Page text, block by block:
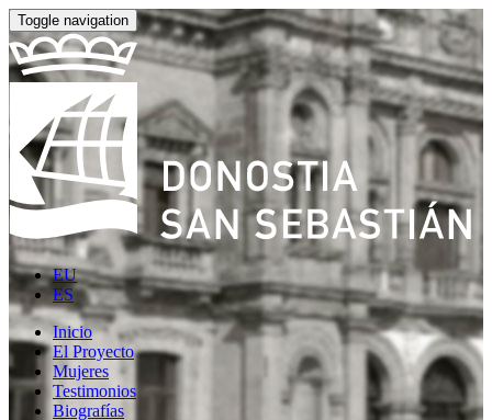
Toggle navigation
EU
ES
Inicio
El Proyecto
Mujeres
Testimonios
Biografías